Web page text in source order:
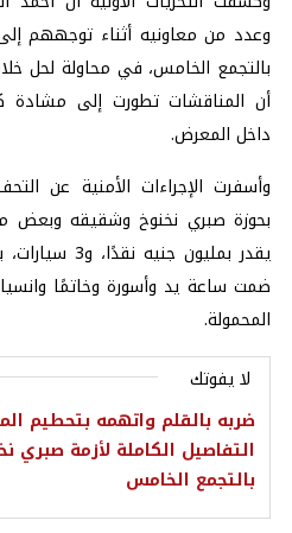
وعدد من معاونيه أثناء توجههم
بالتجمع الخامس، في محاولة لحل
أن المناقشات تطورت إلى مشادة
داخل المعرض.
وأسفرت الإجراءات الأمنية عن
بحوزة صبري نخنوخوشقيقه وبعض
يقدر بمليون
ضمت ساعة يد وأسورة وخاتمًا
المحمولة.
لا يفوتك
ضربه بالقلم واتهمه بتحطيم
التفاصيل الكاملة لأزمة صبري
بالتجمع الخامس